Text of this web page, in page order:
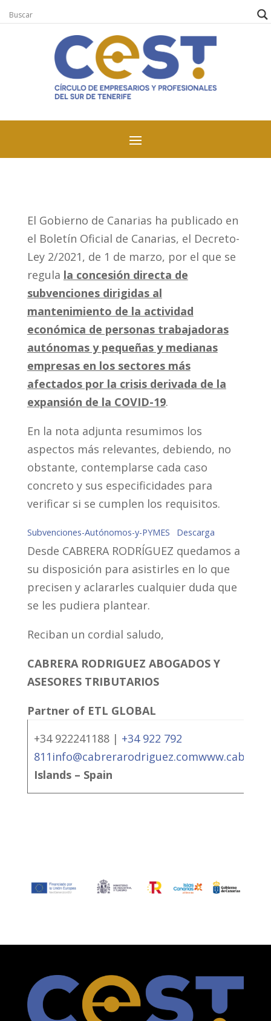
El Gobierno de Canarias ha publicado en
el Boletín Oficial de Canarias, el Decreto-
Ley 2/2021, de 1 de marzo, por el que se
regula la concesión directa de
subvenciones dirigidas al
mantenimiento de la actividad
económica de personas trabajadoras
autónomas y pequeñas y medianas
empresas en los sectores más
afectados por la crisis derivada de la
expansión de la COVID-19.
En la nota adjunta resumimos los
aspectos más relevantes, debiendo, no
obstante, contemplarse cada caso
concreto y sus especificidades para
verificar si se cumplen los requisitos.
Subvenciones-Autónomos-y-PYMES Descarga
Desde CABRERA RODRÍGUEZ quedamos a
su disposición para asistirles en lo que
precisen y aclararles cualquier duda que
se les pudiera plantear.
Reciban un cordial saludo,
CABRERA RODRIGUEZ ABOGADOS Y
ASESORES TRIBUTARIOS
Partner of ETL GLOBAL
+34 922241188 | +34 922 792
811 info@cabrerarodriguez.com
Islands – Spain